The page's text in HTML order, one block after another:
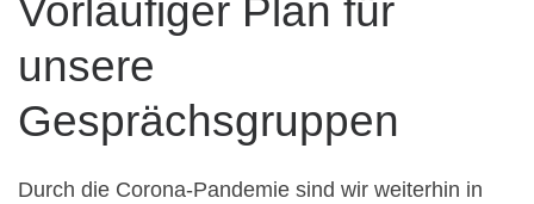
Vorläufiger Plan für
unsere
Gesprächsgruppen
Durch die Corona-Pandemie sind wir weiterhin in